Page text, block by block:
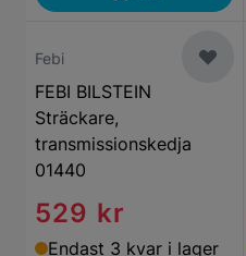
Febi
FEBI BILSTEIN
Sträckare,
transmissionskedja
01440
529 kr
Endast 3 kvar i lager